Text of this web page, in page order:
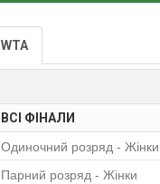
WTA
ВСІ ФІНАЛИ
Одиночний розряд - Жінки
Парний розряд - Жінки